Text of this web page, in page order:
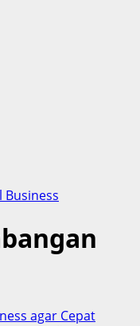
Business
agar Cepat